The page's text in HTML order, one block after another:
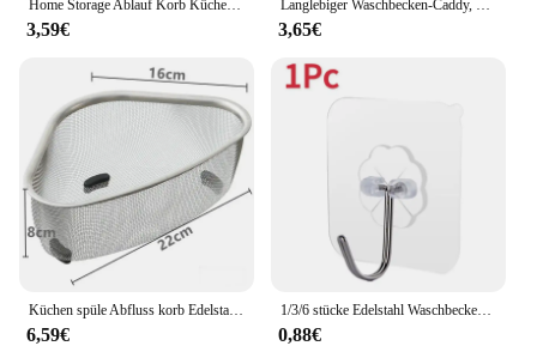
3,59€ 3,65€
6,59€
1/3/6 stücke Edelstahl Waschbecken Schwamm Rack Für Schwamm Stahl Draht Ball Ablassen Paste Die Innenwand der Waschbecken Küche Liefert
0,88€